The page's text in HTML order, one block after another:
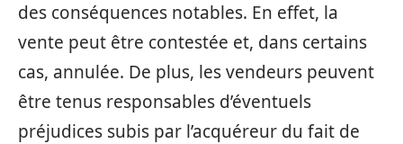
des conséquences notables. En effet, la
vente peut être contestée et, dans certains
cas, annulée. De plus, les vendeurs peuvent
être tenus responsables d’éventuels
préjudices subis par l’acquéreur du fait de